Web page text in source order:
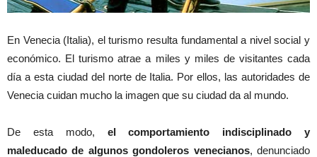
En Venecia (Italia), el turismo resulta fundamental a nivel social y
económico. El turismo atrae a miles y miles de visitantes cada
día a esta ciudad del norte de Italia. Por ellos, las autoridades de
Venecia cuidan mucho la imagen que su ciudad da al mundo.
De esta modo, el comportamiento indisciplinado y
maleducado de algunos gondoleros venecianos, denunciado